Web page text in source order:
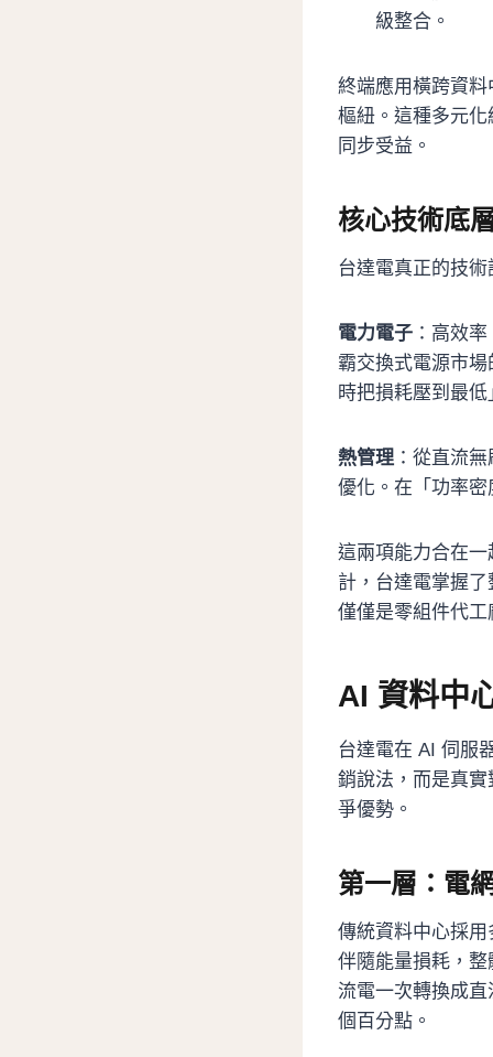
級整合。
終端應用橫跨資
樞紐。這種多元
同步受益。
核心技術底
台達電真正的技
電力電子 ：高效
霸交換式電源市
時把損耗壓到最低
熱管理 ：從直流
優化。在「功率
這兩項能力合在
計，台達電掌握
僅僅是零組件代工
AI 資料中
台達電在 AI 伺服
銷說法，而是真
爭優勢。
第一層：電
傳統資料中心採
伴隨能量損耗，
流電一次轉換成
個百分點。